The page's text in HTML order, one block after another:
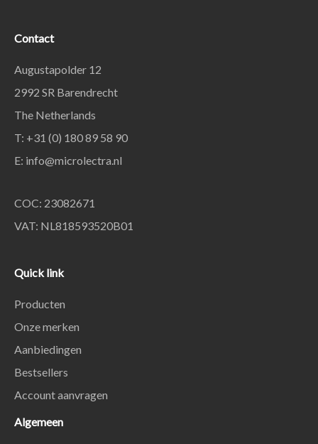
Contact
Augustapolder 12
2992 SR Barendrecht
The Netherlands
T: +31 (0) 180 89 58 90
E: info@microlectra.nl
COC: 23082671
VAT: NL818593520B01
Quick link
Producten
Onze merken
Aanbiedingen
Bestsellers
Account aanvragen
Algemeen